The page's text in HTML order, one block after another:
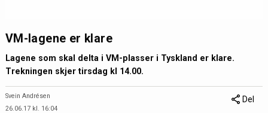
VM-lagene er klare
Lagene som skal delta i VM-plasser i Tyskland er klare.
Trekningen skjer tirsdag kl 14.00.
Svein Andrésen
26.06.17 kl. 16:04
Del